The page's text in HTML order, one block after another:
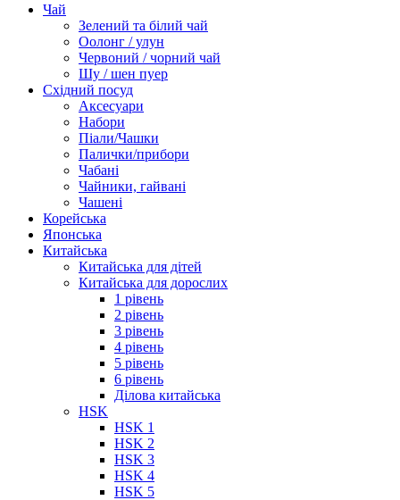
Чай
Зелений та білий чай
Оолонг / улун
Червоний / чорний чай
Шу / шен пуер
Східний посуд
Аксесуари
Набори
Піали/Чашки
Палички/прибори
Чабані
Чайники, гайвані
Чашені
Корейська
Японська
Китайська
Китайська для дітей
Китайська для дорослих
1 рівень
2 рівень
3 рівень
4 рівень
5 рівень
6 рівень
Ділова китайська
HSK
HSK 1
HSK 2
HSK 3
HSK 4
HSK 5